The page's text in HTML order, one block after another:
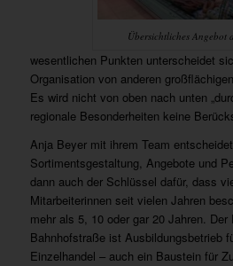
Übersichtliches Angebot
wesentlichen Punkten unterscheidet
Organisation von anderen
Es wird nicht von oben nach unten
regionale Besonderheiten keine
Anja Beyer mit ihrem Team
Sortimentsgestaltung, Angebote und
dann auch der Schlüssel dafür, dass
Mitarbeiterinnen seit vielen Jahren
mehr als 5, 10 oder gar 20 Jahren.
Bahnhofstraße ist Ausbildungsbetrieb
Einzelhandel – auch ein Baustein für